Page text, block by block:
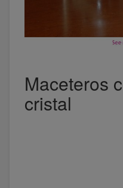
Maceteros
cristal